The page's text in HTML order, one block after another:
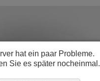
hat ein paar Probleme.
Sie es später nocheinmal.